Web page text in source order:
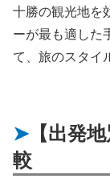
十勝の観光地を
ーが最も適した
て、旅のスタイ
【出発
較